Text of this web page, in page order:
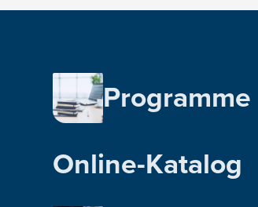
Programme
Online-Katalog